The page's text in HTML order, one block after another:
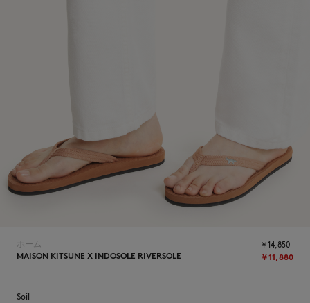
ホーム
MAISON KITSUNE X INDOSOLE RIVERSOLE
￥11,880
￥14,850
Soil